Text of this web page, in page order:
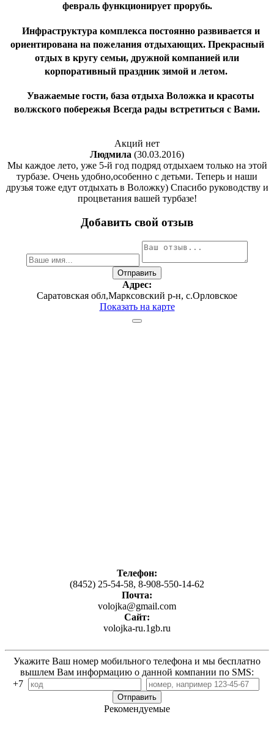
февраль функционирует прорубь.
Инфраструктура комплекса постоянно развивается и
ориентирована на пожелания отдыхающих. Прекрасный
отдых в кругу семьи, дружной компанией или
корпоративный праздник зимой и летом.
Уважаемые гости, база отдыха Воложка и красоты
волжского побережья Всегда рады встретиться с Вами.
Акций нет
Людмила (30.03.2016)
Мы каждое лето, уже 5-й год подряд отдыхаем только на этой
турбазе. Очень удобно,особенно с детьми. Теперь и наши
друзья тоже едут отдыхать в Воложку) Спасибо руководству и
процветания вашей турбазе!
Добавить свой отзыв
Адрес:
Саратовcкая обл,Марксовский р-н, с.Орловское
Показать на карте
Телефон:
(8452) 25-54-58, 8-908-550-14-62
Почта:
volojka@gmail.com
Сайт:
volojka-ru.1gb.ru
Укажите Ваш номер мобильного телефона и мы бесплатно
вышлем Вам информацию о данной компании по SMS:
+7
Рекомендуемые